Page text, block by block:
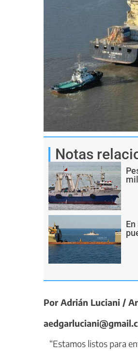
Notas
Por Adrián Luciani /
“Estamos listos para